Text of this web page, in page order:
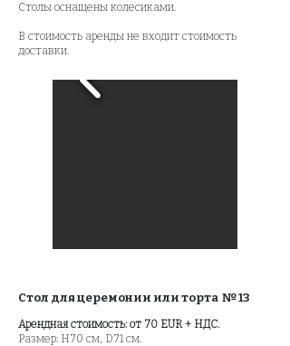
Столы оснащены колесиками.
В стоимость аренды не входит стоимость
доставки.
Стол для церемонии или торта № 13
Арендная стоимость: от 70 EUR + НДС.
Размер: H70 см, D71 см.